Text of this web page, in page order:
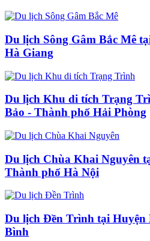
Du lịch Sông Gâm Bắc Mê
Hà Giang
Du lịch Khu di tích Trạng
Bảo - Thành phố Hải Phòng
Du lịch Chùa Khai Nguyên
Thành phố Hà Nội
Du lịch Đền Trình tại
Bình